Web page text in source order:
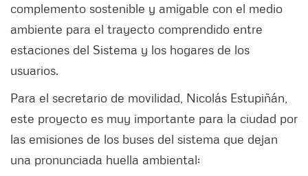
complemento sostenible y amigable con el medio
ambiente para el trayecto comprendido entre
estaciones del Sistema y los hogares de los
usuarios.
Para el secretario de movilidad, Nicolás Estupiñán,
este proyecto es muy importante para la ciudad por
las emisiones de los buses del sistema que dejan
una pronunciada huella ambiental: